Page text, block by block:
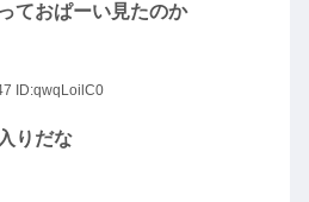
ておぱーい見たのか
ID:qwqLoilC0
りだな